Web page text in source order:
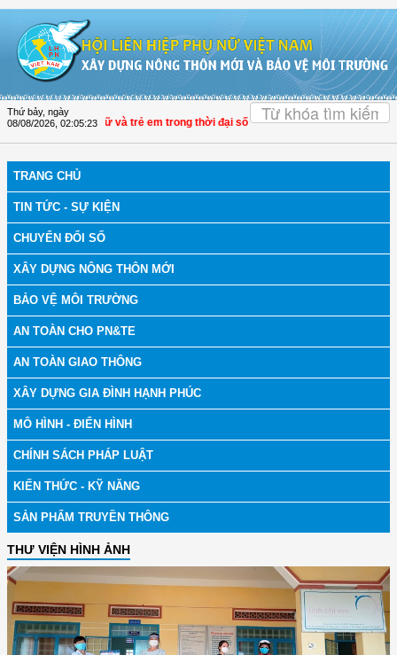
Thứ bảy, ngày
08/08/2026 02:05:24
bảo vệ phụ nữ và trẻ em trong thời đại số | Đại biểu Trần Lan Phương:
TRANG CHỦ
TIN TỨC - SỰ KIỆN
CHUYỂN ĐỔI SỐ
XÂY DỰNG NÔNG THÔN MỚI
BẢO VỆ MÔI TRƯỜNG
AN TOÀN CHO PN&TE
AN TOÀN GIAO THÔNG
XÂY DỰNG GIA ĐÌNH HẠNH PHÚC
MÔ HÌNH - ĐIỂN HÌNH
CHÍNH SÁCH PHÁP LUẬT
KIẾN THỨC - KỸ NĂNG
SẢN PHẨM TRUYỀN THÔNG
THƯ VIỆN HÌNH ẢNH
OK